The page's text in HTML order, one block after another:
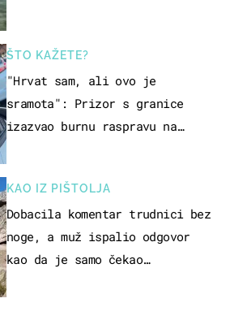
ŠTO KAŽETE?
"Hrvat sam, ali ovo je
sramota": Prizor s granice
izazvao burnu raspravu na
KAO IZ PIŠTOLJA
Dobacila komentar trudnici bez
noge, a muž ispalio odgovor
kao da je samo čekao…